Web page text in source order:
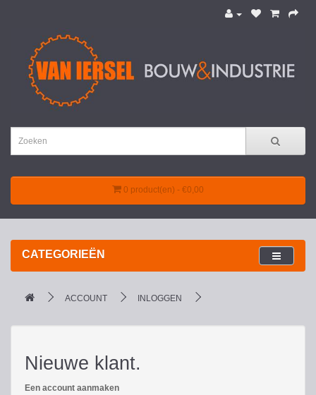
0 product(en) - €0,00
CATEGORIEËN
ACCOUNT INLOGGEN
Nieuwe klant.
Een account aanmaken